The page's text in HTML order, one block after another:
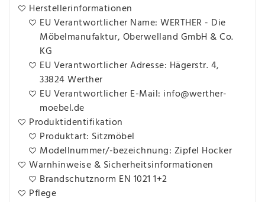
Herstellerinformationen
EU Verantwortlicher Name: WERTHER - Die
Möbelmanufaktur, Oberwelland GmbH & Co.
KG
EU Verantwortlicher Adresse: Hägerstr. 4,
33824 Werther
EU Verantwortlicher E-Mail: info@werther-
moebel.de
Produktidentifikation
Produktart: Sitzmöbel
Modellnummer/-bezeichnung: Zipfel Hocker
Warnhinweise & Sicherheitsinformationen
Brandschutznorm EN 1021 1+2
Pflege